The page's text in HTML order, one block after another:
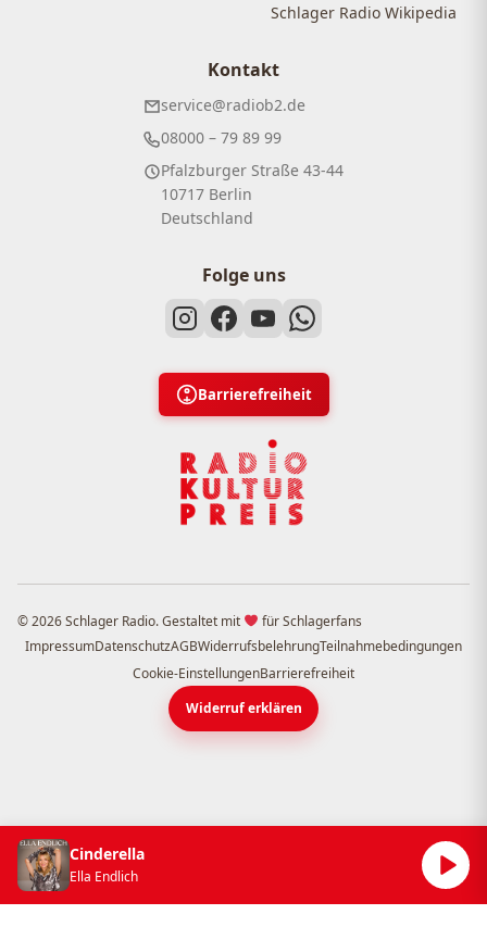
Schlager Radio Wikipedia
Kontakt
service@radiob2.de
08000 – 79 89 99
Pfalzburger Straße 43-44
10717 Berlin
Deutschland
Folge uns
Barrierefreiheit
© 2026 Schlager Radio. Gestaltet mit
für Schlagerfans
ImpressumDatenschutzAGBWiderrufsbelehrungTeilnahmebedingungen
Cookie-EinstellungenBarrierefreiheit
Widerruf erklären
Cinderella
Ella Endlich